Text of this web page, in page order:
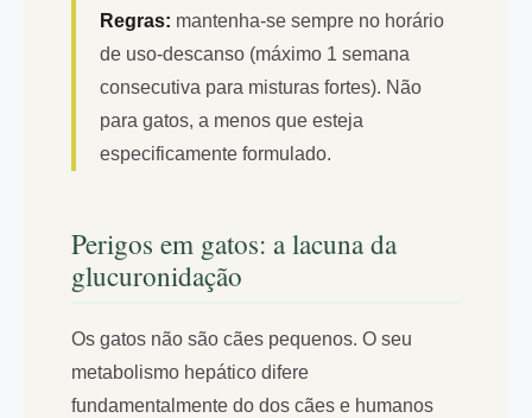
Regras: mantenha-se sempre no horário
de uso-descanso (máximo 1 semana
consecutiva para misturas fortes). Não
para gatos, a menos que esteja
especificamente formulado.
Perigos em gatos: a lacuna da
glucuronidação
Os gatos não são cães pequenos. O seu
metabolismo hepático difere
fundamentalmente do dos cães e humanos